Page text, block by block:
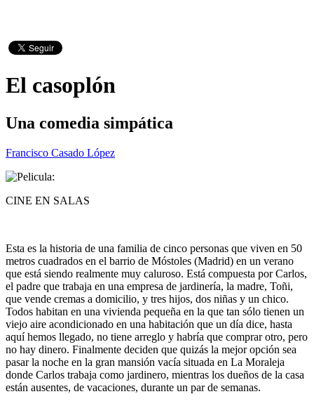
El casoplón
Una comedia simpática
Francisco Casado López
CINE EN SALAS
Esta es la historia de una familia de cinco personas que viven en 50
metros cuadrados en el barrio de Móstoles (Madrid) en un verano
que está siendo realmente muy caluroso. Está compuesta por Carlos,
el padre que trabaja en una empresa de jardinería, la madre, Toñi,
que vende cremas a domicilio, y tres hijos, dos niñas y un chico.
Todos habitan en una vivienda pequeña en la que tan sólo tienen un
viejo aire acondicionado en una habitación que un día dice, hasta
aquí hemos llegado, no tiene arreglo y habría que comprar otro, pero
no hay dinero. Finalmente deciden que quizás la mejor opción sea
pasar la noche en la gran mansión vacía situada en La Moraleja
donde Carlos trabaja como jardinero, mientras los dueños de la casa
están ausentes, de vacaciones, durante un par de semanas.